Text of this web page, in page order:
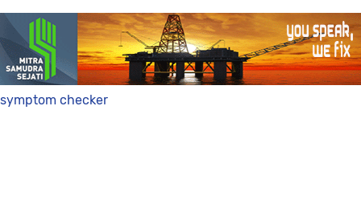
symptom checker